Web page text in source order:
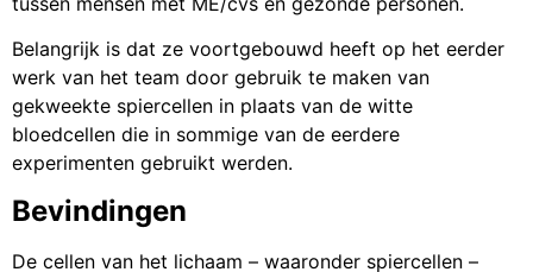
Belangrijk is dat ze voortgebouwd heeft op het eerder
werk van het team door gebruik te maken van
gekweekte spiercellen in plaats van de witte
bloedcellen die in sommige van de eerdere
experimenten gebruikt werden.
Bevindingen
De cellen van het lichaam – waaronder spiercellen –